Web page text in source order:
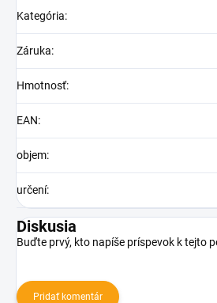
Kategória:
Záruka:
Hmotnosť:
EAN:
objem:
určení:
Diskusia
Buďte prvý, kto napíše príspevok k tejto
Pridať komentár